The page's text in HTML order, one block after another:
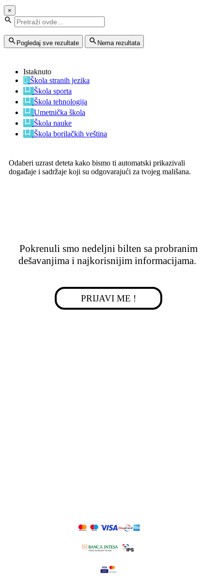
×
Pogledaj sve rezultate Nema rezultata
Istaknuto
Škola stranih jezika
Škola sporta
Škola tehnologija
Umetnička škola
Škola nauke
Škola borilačkih veština
Odaberi uzrast deteta kako bismo ti automatski prikazivali
događaje i sadržaje koji su odgovarajući za tvojeg mališana.
Pokrenuli smo nedeljni bilten sa probranim
dešavanjima i najkorisnijim informacijama.
PRIJAVI ME !